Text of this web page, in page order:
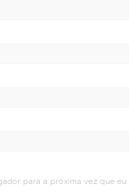
para a próxima vez que eu